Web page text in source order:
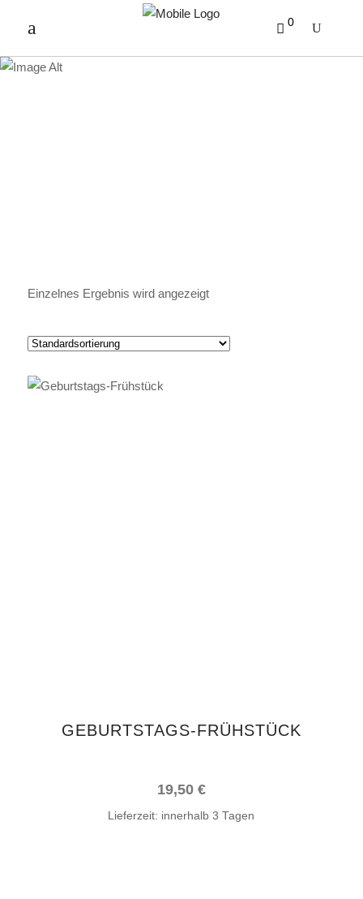
0
Einzelnes Ergebnis wird angezeigt
GEBURTSTAGS-FRÜHSTÜCK
19,50 €
Lieferzeit: innerhalb 3 Tagen